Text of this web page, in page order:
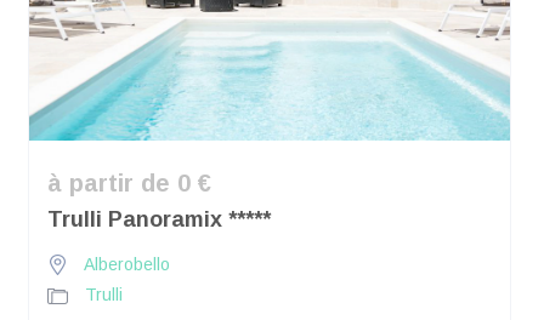
à partir de 0 €
Trulli Panoramix *****
Alberobello
Trulli